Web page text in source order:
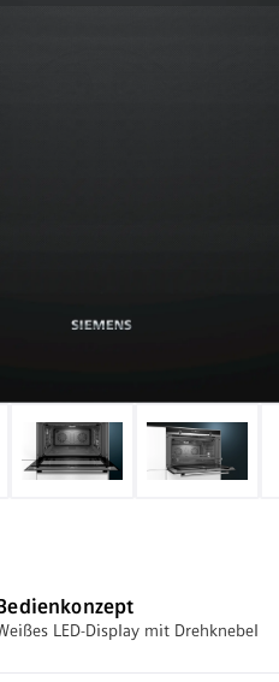
LED-Display mit Drehknebel